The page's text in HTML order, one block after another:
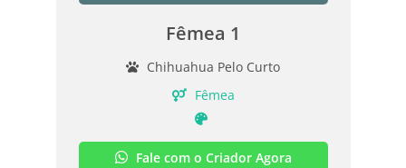
Fêmea 1
Chihuahua Pelo Curto
Fêmea
Fale com o Criador Agora